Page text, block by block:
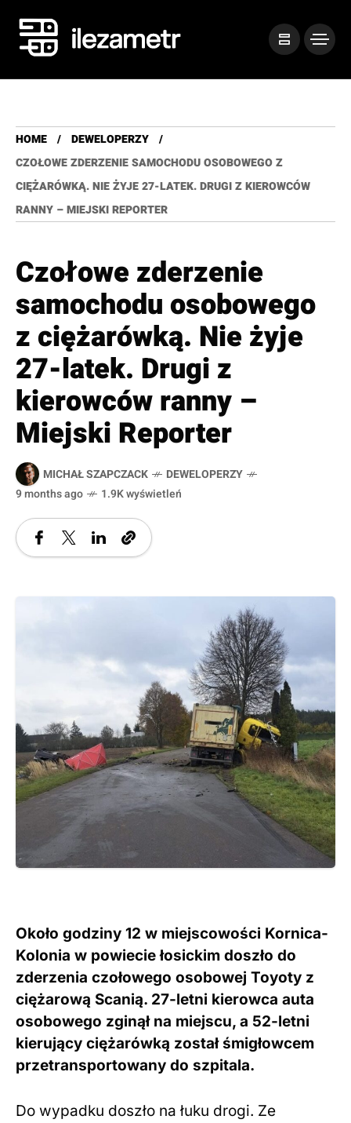
HOME
DEWELOPERZY
CZOŁOWE ZDERZENIE SAMOCHODU OSOBOWEGO Z
CIĘŻARÓWKĄ. NIE ŻYJE 27-LATEK. DRUGI Z KIEROWCÓW
RANNY – MIEJSKI REPORTER
Czołowe zderzenie
samochodu osobowego
z ciężarówką. Nie żyje
27-latek. Drugi z
kierowców ranny –
Miejski Reporter
MICHAŁ SZAPCZACK
DEWELOPERZY
9 months ago
1.9K wyświetleń
Około godziny 12 w miejscowości Kornica-
Kolonia w powiecie łosickim doszło do
zderzenia czołowego osobowej Toyoty z
ciężarową Scanią. 27-letni kierowca auta
osobowego zginął na miejscu, a 52-letni
kierujący ciężarówką został śmigłowcem
przetransportowany do szpitala.
Do wypadku doszło na łuku drogi. Ze